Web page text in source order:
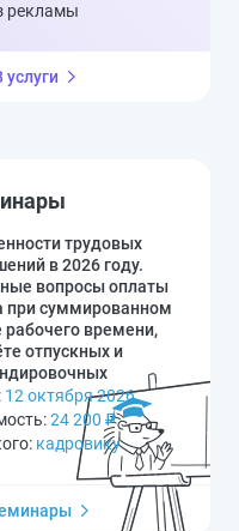
рекламы
трудовых
в 2026 году.
вопросы оплаты
при суммированном
рабочего времени,
отпускных и
12 октября 2026
24 200 ₽
кадровику